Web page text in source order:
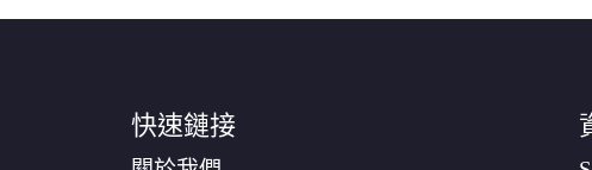
快速鏈接